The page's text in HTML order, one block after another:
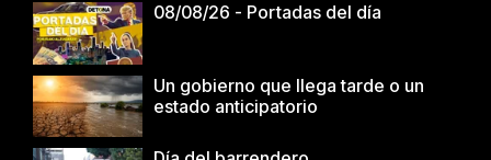
08/08/26 - Portadas del día
Un gobierno que llega tarde o un
estado anticipatorio